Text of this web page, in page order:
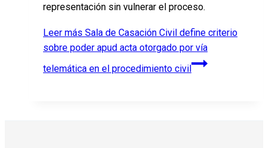
representación sin vulnerar el proceso.
Leer más Sala de Casación Civil define criterio
sobre poder apud acta otorgado por vía
telemática en el procedimiento civil